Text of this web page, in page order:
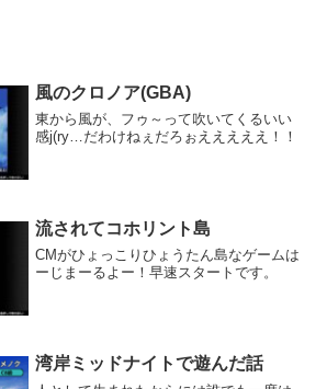
風のクロノア(GBA)
東から風が、フゥ～って吹いてくるいい
感j(ry…だわけねぇだろぉえええええ！！
流されてコホリント島
CMがひょっこりひょうたん島なゲームは
ーじまーるよー！早速スタートです。
湾岸ミッドナイトで遊んだ話